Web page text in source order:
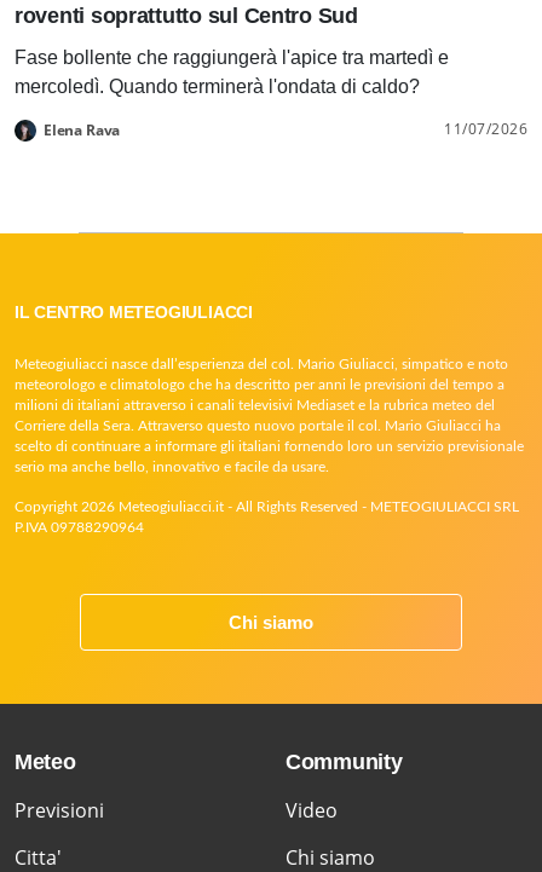
roventi soprattutto sul Centro Sud
Fase bollente che raggiungerà l'apice tra martedì e
mercoledì. Quando terminerà l'ondata di caldo?
Elena Rava 11/07/2026
IL CENTRO METEOGIULIACCI
Meteogiuliacci nasce dall’esperienza del col. Mario Giuliacci, simpatico e noto
meteorologo e climatologo che ha descritto per anni le previsioni del tempo a
milioni di italiani attraverso i canali televisivi Mediaset e la rubrica meteo del
Corriere della Sera. Attraverso questo nuovo portale il col. Mario Giuliacci ha
scelto di continuare a informare gli italiani fornendo loro un servizio previsionale
serio ma anche bello, innovativo e facile da usare.
Copyright 2026 Meteogiuliacci.it - All Rights Reserved - METEOGIULIACCI SRL
P.IVA 09788290964
Chi siamo
Meteo
Previsioni
Citta'
Community
Video
Chi siamo